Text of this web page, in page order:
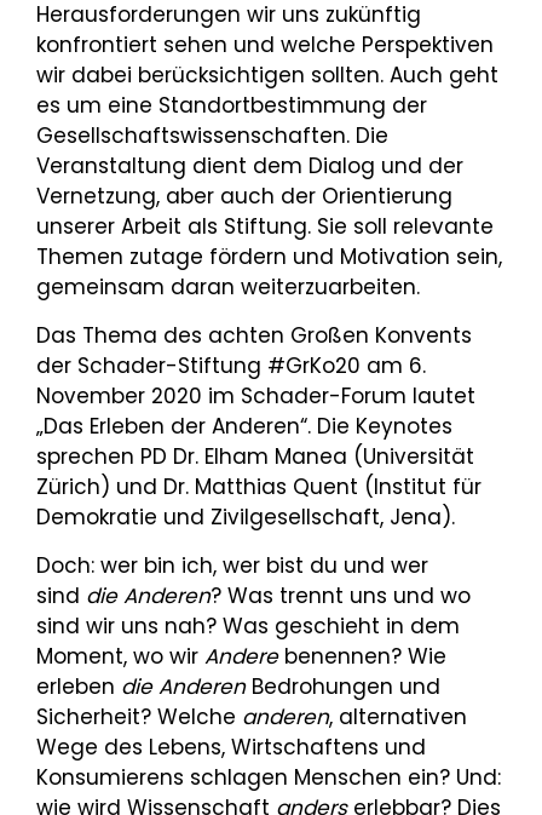
Herausforderungen wir uns zukünftig
konfrontiert sehen und welche Perspektiven
wir dabei berücksichtigen sollten. Auch geht
es um eine Standortbestimmung der
Gesellschaftswissenschaften. Die
Veranstaltung dient dem Dialog und der
Vernetzung, aber auch der Orientierung
unserer Arbeit als Stiftung. Sie soll relevante
Themen zutage fördern und Motivation sein,
gemeinsam daran weiterzuarbeiten.
Das Thema des achten Großen Konvents
der Schader-Stiftung #GrKo20 am 6.
November 2020 im Schader-Forum lautet
„Das Erleben der Anderen“. Die Keynotes
sprechen PD Dr. Elham Manea (Universität
Zürich) und Dr. Matthias Quent (Institut für
Demokratie und Zivilgesellschaft, Jena).
Doch: wer bin ich, wer bist du und wer
sind die Anderen? Was trennt uns und wo
sind wir uns nah? Was geschieht in dem
Moment, wo wir Anderebenennen? Wie
erleben die AnderenBedrohungen und
Sicherheit? Welche anderen, alternativen
Wege des Lebens, Wirtschaftens und
Konsumierens schlagen Menschen ein? Und:
wie wird Wissenschaft anderserlebbar? Dies